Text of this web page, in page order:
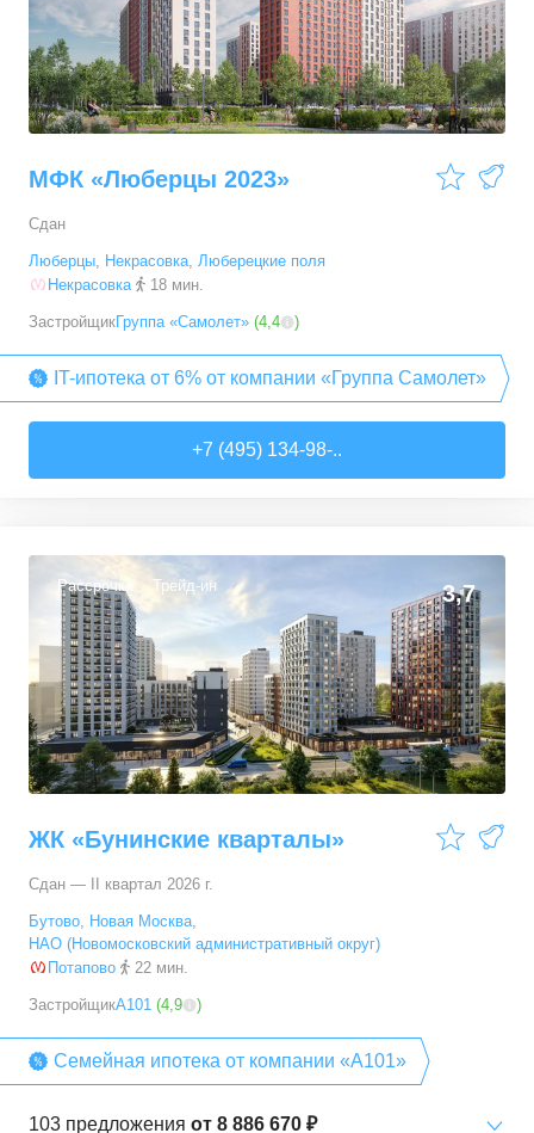
МФК «Люберцы 2023»
Сдан
Люберцы, Некрасовка, Люберецкие поля
Некрасовка
18 мин.
ЗастройщикГруппа «Самолет» (4,4 )
IT-ипотека от 6% от компании «Группа Самолет»
+7 (495) 134-98-..
Рассрочка Трейд-ин 3,7
ЖК «Бунинские кварталы»
Сдан — II квартал 2026 г.
Бутово, Новая Москва,
НАО (Новомосковский административный округ)
Потапово
22 мин.
ЗастройщикА101 (4,9 )
Семейная ипотека от компании «А101»
103 предложения от 8 886 670 ₽